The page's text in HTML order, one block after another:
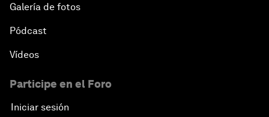
Galería de fotos
Pódcast
Vídeos
Participe en el Foro
Iniciar sesión